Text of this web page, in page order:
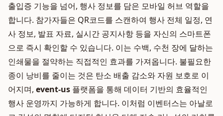
출입증 기능을 넘어, 행사 정보를 담은 모바일 허브 역할을
합니다. 참가자들은 QR코드를 스캔하여 행사 전체 일정, 연
사 정보, 발표 자료, 실시간 공지사항 등을 자신의 스마트폰
으로 즉시 확인할 수 있습니다. 이는 수백, 수천 장에 달하는
인쇄물을 절약하는 직접적인 효과를 가져옵니다. 불필요한
종이 낭비를 줄이는 것은 탄소 배출 감소와 자원 보호로 이
어지며, event-us 플랫폼을 통해 데이터 기반의 효율적인
행사 운영까지 가능하게 합니다. 이처럼 이벤터스는 아날로